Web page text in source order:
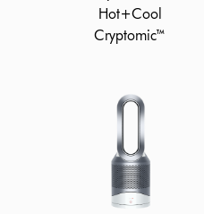
Hot+Cool
Cryptomic™